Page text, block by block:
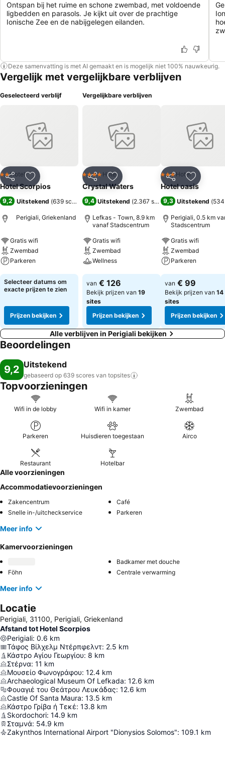
Ontspan bij het ruime en schone zwembad, met voldoende
ligbedden en parasols. Je kijkt uit over de prachtige
Ionische Zee en de nabijgelegen eilanden.
Deze samenvatting is met AI gemaakt en is mogelijk niet 100% nauwkeurig.
Vergelijk met vergelijkbare verblijven
Geselecteerd verblijf
Delen Toevoegen aan favorieten
2 Sterren
Hotel
Hotel Scorpios
9,2 Uitstekend (639 scores)
Perigiali, Griekenland
Gratis wifi
Zwembad
Parkeren
Prijzen bekijken
Selecteer datums om
exacte prijzen te zien
Prijzen bekijken
Vergelijkbare verblijven
Delen Toevoegen aan favorieten
4 SterrenHotel
Crystal Waters
9,4 Uitstekend (2.367 scores)
Lefkas - Town, 8.9 km
vanaf Stadscentrum
Gratis wifi
Zwembad
Wellness
Prijzen bekijken
van € 126
Bekijk prijzen van 19
sites
Prijzen bekijken
Delen
3 Sterren
Hotel
Hotel oasis
9,3 Uitstekend (
Perigiali, 0.5 km
Stadscentrum
Gratis wifi
Zwembad
Parkeren
Prijzen bekijken
van € 99
Bekijk prijzen van 14
sites
Prijzen bekijken
Alle verblijven in Perigiali bekijken
Beoordelingen
9,2 Uitstekend
gebaseerd op 639 scores van topsites
Topvoorzieningen
Wifi in de lobby Wifi in kamer Zwembad
Parkeren Huisdieren toegestaan Airco
Restaurant Hotelbar
Alle voorzieningen
Accommodatievoorzieningen
Zakencentrum
Café
Snelle in-/uitcheckservice
Parkeren
Meer info
Kamervoorzieningen
Badkamer met douche
Föhn
Centrale verwarming
Meer info
Locatie
Perigiali, 31100, Perigiali, Griekenland
Afstand tot Hotel Scorpios
Perigiali: 0.6 km
Τάφος Βίλχελμ Ντέρπφελντ: 2.5 km
Κάστρο Αγίου Γεωργίου: 8 km
Στέρνα: 11 km
Μουσείο Φωνογράφου: 12.4 km
Archaeological Museum Of Lefkada: 12.6 km
Φουαγιέ του Θεάτρου Λευκάδας: 12.6 km
Castle Of Santa Maura: 13.5 km
Κάστρο Γρίβα ή Τεκέ: 13.8 km
Skordochori: 14.9 km
Σταμνά: 54.9 km
Zakynthos International Airport "Dionysios Solomos": 109.1 km